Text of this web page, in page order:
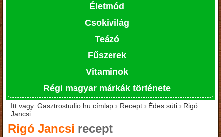
Életmód
Csokivilág
Teázó
Fűszerek
Vitaminok
Régi magyar márkák története
Itt vagy: Gasztrostudio.hu címlap › Recept › Édes süti › Rigó
Jancsi
Rigó Jancsi recept